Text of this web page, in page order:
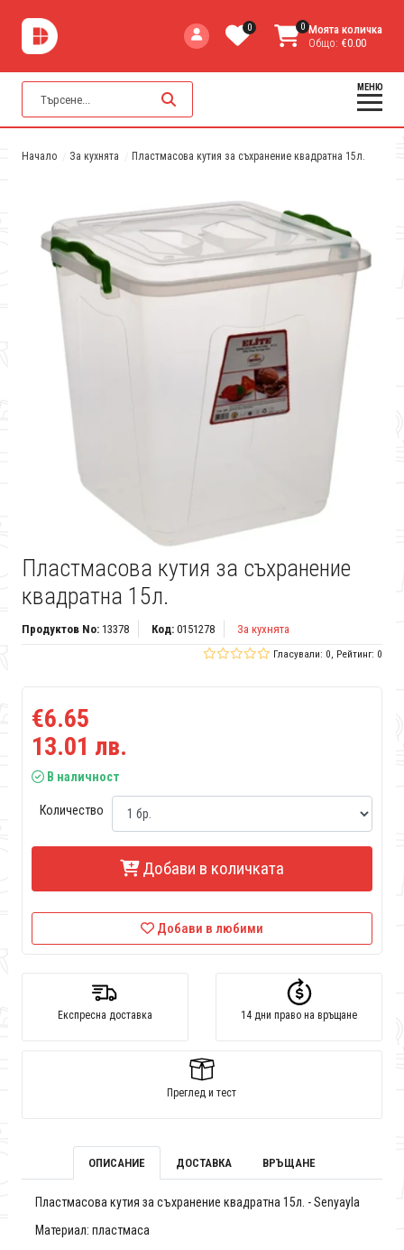
0 0 Моята количка
Общо: €0.00
МЕНЮ
Начало За кухнята Пластмасова кутия за съхранение квадратна 15л.
Пластмасова кутия за съхранение
квадратна 15л.
Продуктов No:13378 Код:0151278 За кухнята
Гласували: 0, Рейтинг: 0
€6.65
13.01 лв.
В наличност
Количество
Добави в количката
Добави в любими
Експресна доставка 14 дни право на връщане
Преглед и тест
ОПИСАНИЕ ДОСТАВКА ВРЪЩАНЕ
Пластмасова кутия за съхранение квадратна 15л. - Senyayla
Материал: пластмаса